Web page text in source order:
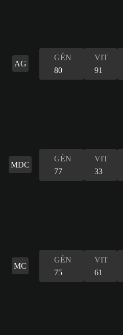
AG
GÉN
80
VIT
91
MDC
GÉN
77
VIT
33
MC
GÉN
75
VIT
61